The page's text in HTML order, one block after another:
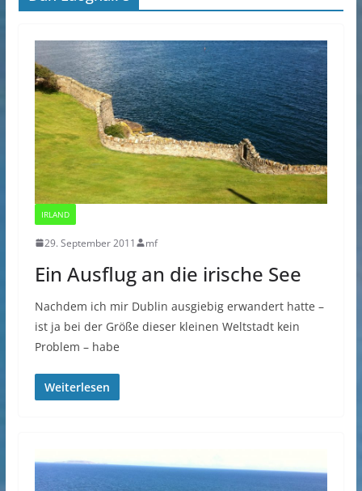
IRLAND
29. September 2011 mf
Ein Ausflug an die irische See
Nachdem ich mir Dublin ausgiebig erwandert hatte –
ist ja bei der Größe dieser kleinen Weltstadt kein
Problem – habe
Weiterlesen